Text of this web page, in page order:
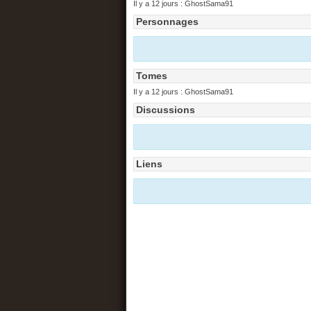
Il y a 12 jours : GhostSama91
Personnages
Tomes
Il y a 12 jours : GhostSama91
Discussions
Liens